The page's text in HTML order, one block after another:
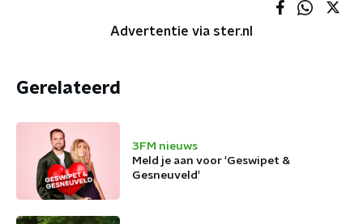
Advertentie via ster.nl
Gerelateerd
3FM nieuws
Meld je aan voor 'Geswipet &
Gesneuveld'